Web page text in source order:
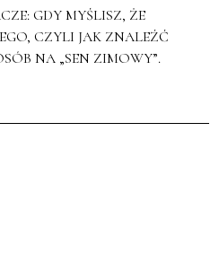
GDY MYŚLISZ, ŻE
CZYLI JAK ZNALEŹĆ
NA „SEN ZIMOWY”.